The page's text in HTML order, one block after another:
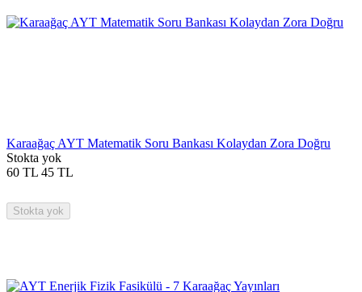
Karaağaç AYT Matematik Soru Bankası Kolaydan Zora Doğru
Stokta yok
60 TL 45 TL
Stokta yok